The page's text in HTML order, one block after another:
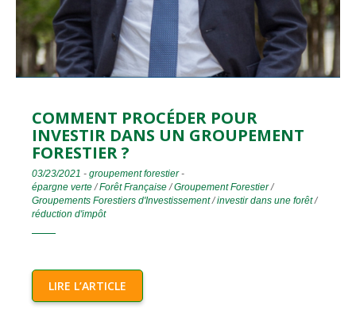
COMMENT PROCÉDER POUR
INVESTIR DANS UN GROUPEMENT
FORESTIER ?
03/23/2021 - groupement forestier-
épargne verte/Forêt Française/Groupement Forestier/
Groupements Forestiers d'Investissement/investir dans une forêt/
réduction d'impôt
LIRE L’ARTICLE